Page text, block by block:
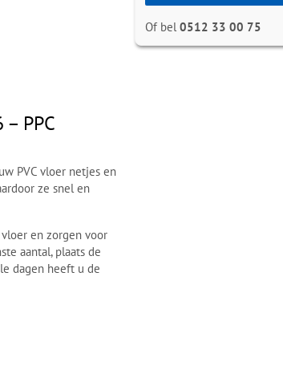
PPC
PVC vloer netjes en
ze snel en
en zorgen voor
aantal, plaats de
dagen heeft u de
Of bel0512 33 00 75